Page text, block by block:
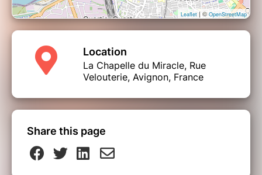
Leaflet| © OpenStreetMap
Location
La Chapelle du Miracle, Rue
Velouterie, Avignon, France
Share this page